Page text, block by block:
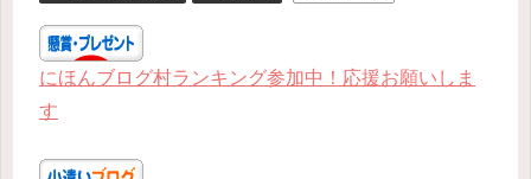
にほんブログ村ランキング参加中！応援お願いしま
す